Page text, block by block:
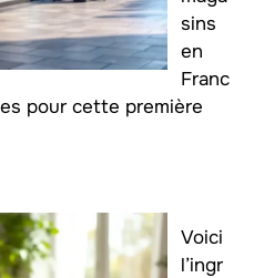
sins
en
Franc
pour cette première
Voici
l’ingr